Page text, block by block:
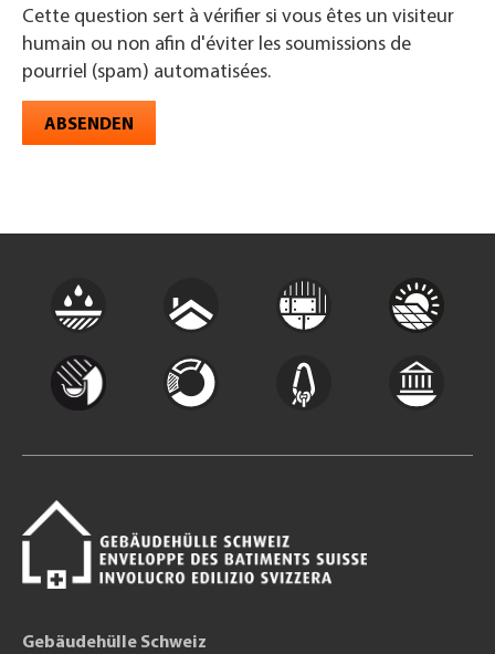
Cette question sert à vérifier si vous êtes un visiteur
humain ou non afin d'éviter les soumissions de
pourriel (spam) automatisées.
ABSENDEN
Gebäudehülle Schweiz